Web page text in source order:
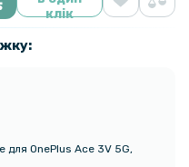
клік
для OnePlus Ace 3V 5G,